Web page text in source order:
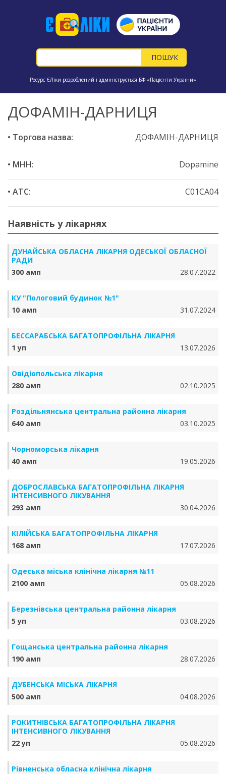
Ресурс ЄЛіки розроблений і адмініструється БФ «Пацієнти України»
ДОФАМІН-ДАРНИЦЯ
• Торгова назва: ДОФАМІН-ДАРНИЦЯ
• МНН: Dopamine
• ATC: C01CA04
Наявність у лікарнях
ДУНАЙСЬКА ОБЛАСНА ЛІКАРНЯ ОДЕСЬКОЇ ОБЛАСНОЇ
РАДИ
300 амп
28.07.2022
КУ "Пологовий будинок №1"
10 амп
31.07.2024
БЕССАРАБСЬКА БАГАТОПРОФІЛЬНА ЛІКАРНЯ
1 уп
13.07.2026
Овідіопольська лікарня
280 амп
02.10.2025
Роздільнянська центральна районна лікарня
640 амп
03.10.2025
Чорноморська лікарня
40 амп
19.05.2026
ДОБРОСЛАВСЬКА БАГАТОПРОФІЛЬНА ЛІКАРНЯ
ІНТЕНСИВНОГО ЛІКУВАННЯ
293 амп
30.04.2026
КІЛІЙСЬКА БАГАТОПРОФІЛЬНА ЛІКАРНЯ
168 амп
17.07.2026
Одеська міська клінічна лікарня №11
2100 амп
05.08.2026
Березнівська центральна районна лікарня
5 уп
03.08.2026
Гощанська центральна районна лікарня
190 амп
28.07.2026
ДУБЕНСЬКА МІСЬКА ЛІКАРНЯ
500 амп
04.08.2026
РОКИТНІВСЬКА БАГАТОПРОФІЛЬНА ЛІКАРНЯ
ІНТЕНСИВНОГО ЛІКУВАННЯ
22 уп
05.08.2026
Рівненська обласна клінічна лікарня